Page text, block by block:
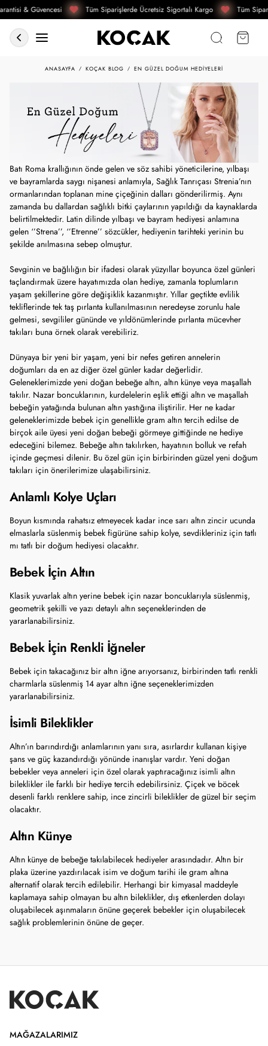
& Güvencesi Tüm Siparişlerde Ücretsiz Sigortalı Kargo Tüm
ANASAYFA KOÇAK BLOG EN GÜZEL DOĞUM HEDIYELERI
Batı Roma krallığının önde gelen ve söz sahibi yöneticilerine, yılbaşı
ve bayramlarda saygı nişanesi anlamıyla, Sağlık Tanrıçası Strenia’nın
ormanlarından toplanan mine çiçeğinin dalları gönderilirmiş. Aynı
zamanda bu dallardan sağlıklı bitki çaylarının yapıldığı da kaynaklarda
belirtilmektedir. Latin dilinde yılbaşı ve bayram hediyesi anlamına
gelen ‘’Strena’’, ‘’Etrenne’’ sözcükler, hediyenin tarihteki yerinin bu
şekilde anılmasına sebep olmuştur.
Sevginin ve bağlılığın bir ifadesi olarak yüzyıllar boyunca özel günleri
taçlandırmak üzere hayatımızda olan hediye, zamanla toplumların
yaşam şekillerine göre değişiklik kazanmıştır. Yıllar geçtikte evlilik
tekliflerinde tek taş pırlanta kullanılmasının neredeyse zorunlu hale
gelmesi, sevgililer gününde ve yıldönümlerinde pırlanta mücevher
takıları buna örnek olarak verebiliriz.
Dünyaya bir yeni bir yaşam, yeni bir nefes getiren annelerin
doğumları da en az diğer özel günler kadar değerlidir.
Geleneklerimizde yeni doğan bebeğe altın, altın künye veya maşallah
takılır. Nazar boncuklarının, kurdelelerin eşlik ettiği altın ve maşallah
bebeğin yatağında bulunan altın yastığına iliştirilir. Her ne kadar
geleneklerimizde bebek için genellikle gram altın tercih edilse de
birçok aile üyesi yeni doğan bebeği görmeye gittiğinde ne hediye
edeceğini bilemez. Bebeğe altın takılırken, hayatının bolluk ve refah
içinde geçmesi dilenir. Bu özel gün için birbirinden güzel yeni doğum
takıları için önerilerimize ulaşabilirsiniz.
Anlamlı Kolye Uçları
Boyun kısmında rahatsız etmeyecek kadar ince sarı altın zincir ucunda
elmaslarla süslenmiş bebek figürüne sahip kolye, sevdikleriniz için tatlı
mı tatlı bir doğum hediyesi olacaktır.
Bebek İçin Altın
Klasik yuvarlak altın yerine bebek için nazar boncuklarıyla süslenmiş,
geometrik şekilli ve yazı detaylı altın seçeneklerinden de
yararlanabilirsiniz.
Bebek İçin Renkli İğneler
Bebek için takacağınız bir altın iğne arıyorsanız, birbirinden tatlı renkli
charmlarla süslenmiş 14 ayar altın iğne seçeneklerimizden
yararlanabilirsiniz.
İsimli Bileklikler
Altın’ın barındırdığı anlamlarının yanı sıra, asırlardır kullanan kişiye
şans ve güç kazandırdığı yönünde inanışlar vardır. Yeni doğan
bebekler veya anneleri için özel olarak yaptıracağınız isimli altın
bileklikler ile farklı bir hediye tercih edebilirsiniz. Çiçek ve böcek
desenli farklı renklere sahip, ince zincirli bileklikler de güzel bir seçim
olacaktır.
Altın Künye
Altın künye de bebeğe takılabilecek hediyeler arasındadır. Altın bir
plaka üzerine yazdırılacak isim ve doğum tarihi ile gram altına
alternatif olarak tercih edilebilir. Herhangi bir kimyasal maddeyle
kaplamaya sahip olmayan bu altın bileklikler, dış etkenlerden dolayı
oluşabilecek aşınmaların önüne geçerek bebekler için oluşabilecek
sağlık problemlerinin önüne de geçer.
MAĞAZALARIMIZ